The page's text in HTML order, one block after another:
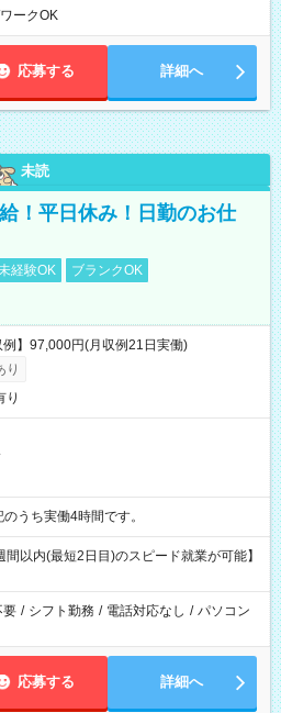
の勤務を行いますので、安心して働けま
ークOK
応募する 詳細へ
未読
！平日休み！日勤のお仕
経験OK
ブランクOK
】97,000円(月収例21日実働)
り
り
※表記のうち実働4時間です。
以内(最短2日目)のスピード就業が可能】
要 / シフト勤務 / 電話対応なし / パソコン
応募する 詳細へ